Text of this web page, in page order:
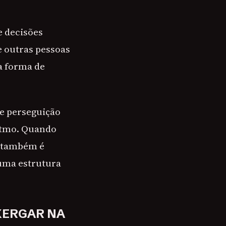
decisões
pessoas
forma de
perseguição
Quando
é
estrutura
NA